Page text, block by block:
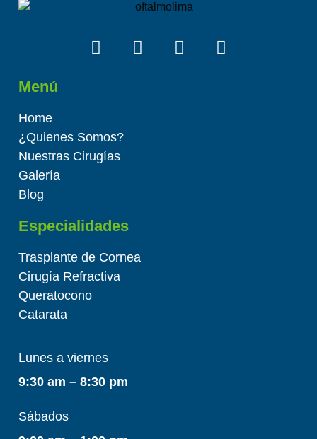
Menú
Home
¿Quienes Somos?
Nuestras Cirugías
Galería
Blog
Especialidades
Trasplante de Cornea
Cirugía Refractiva
Queratocono
Catarata
Lunes a viernes
9:30 am – 8:30 pm
Sábados